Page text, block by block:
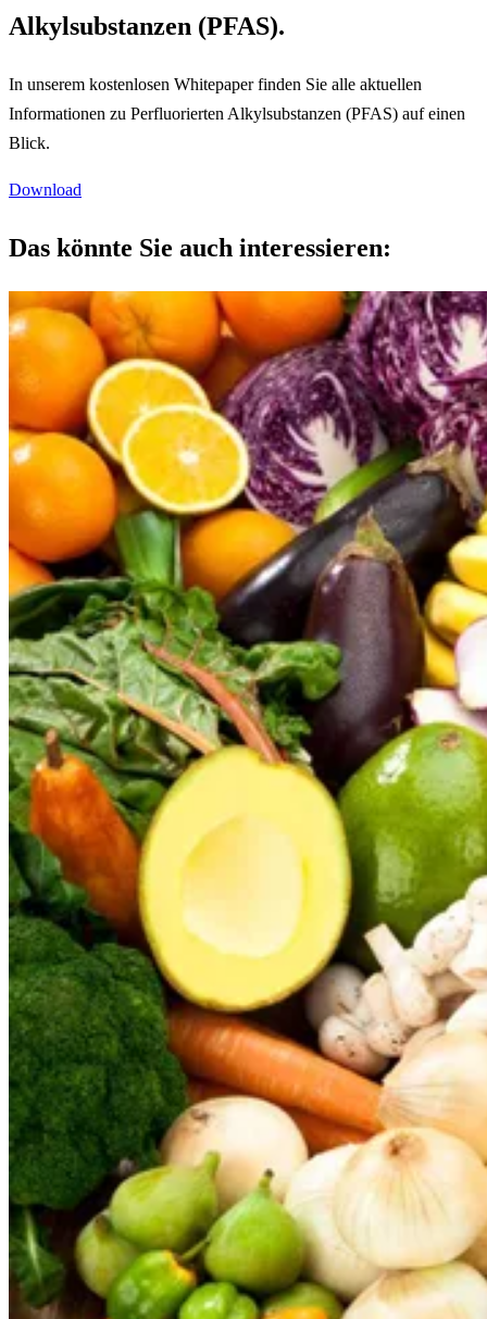
Alkylsubstanzen (PFAS).
In unserem kostenlosen Whitepaper finden Sie alle aktuellen
Informationen zu Perfluorierten Alkylsubstanzen (PFAS) auf einen
Blick.
Download
Das könnte Sie auch interessieren: